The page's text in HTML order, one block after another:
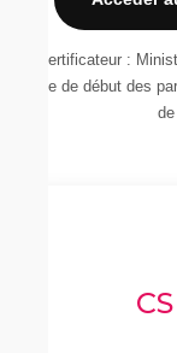
Certificateur :
Date de début des